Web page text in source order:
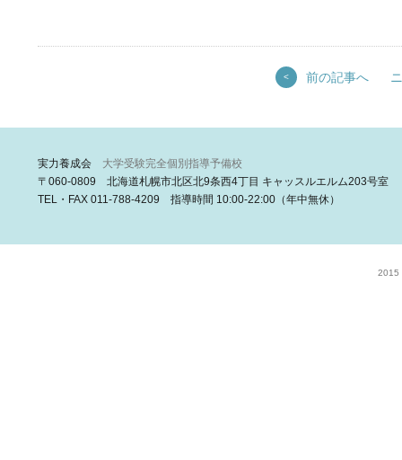
< 前の記事へ
実力養成会 大学受験完全個別指導予備校
〒060-0809 北海道札幌市北区北9条西4丁目 キャッスルエルム203号室
TEL・FAX 011-788-4209 指導時間 10:00-22:00（年中無休）
2015